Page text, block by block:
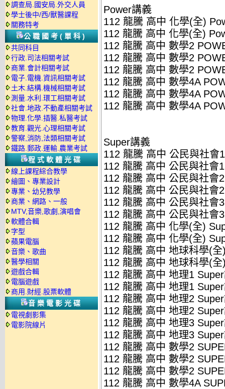
調查局.國安局.外交人員
學士後中/西/獸醫課程
關務特考
公職國考(單科)
共同科目
行政.司法相關考試
商業.會計相關考試
電子.電機.資訊相關考試
土木.結構.機械相關考試
測量.水利.環工相關考試
社會.地政.不動產相關考試
物理.化學.插醫.私醫考試
教育.觀光.心理相關考試
警察,消防,法類相關考試
鐵路.郵政.運輸.農業考試
程式軟體光碟
線上課程綜合教學
繪圖、專業設計
專業、幼兒教學
商業、網路、一般
MTV,音樂,歌劇,演唱會
軟體合輯
字型
蘋果電腦
音樂、歌曲
醫學相關
遊戲合輯
電腦遊戲
商用.財經.股票軟體
音樂電影光碟
電視劇影集
電影院線片
Power講義
112 龍騰 高中 化學(全)
112 龍騰 高中 化學(全)
112 龍騰 高中 數學2
112 龍騰 高中 數學2
112 龍騰 高中 數學2
112 龍騰 高中 數學4A
112 龍騰 高中 數學4A
112 龍騰 高中 數學4A
Super講義
112 龍騰 高中 公民與社會
112 龍騰 高中 公民與社會
112 龍騰 高中 公民與社會
112 龍騰 高中 公民與社會
112 龍騰 高中 公民與社會
112 龍騰 高中 公民與社會
112 龍騰 高中 化學(全)
112 龍騰 高中 化學(全)
112 龍騰 高中 地球科學(
112 龍騰 高中 地球科學(
112 龍騰 高中 地理1
112 龍騰 高中 地理1
112 龍騰 高中 地理2
112 龍騰 高中 地理2
112 龍騰 高中 地理3
112 龍騰 高中 地理3
112 龍騰 高中 數學2
112 龍騰 高中 數學2
112 龍騰 高中 數學2
112 龍騰 高中 數學4A